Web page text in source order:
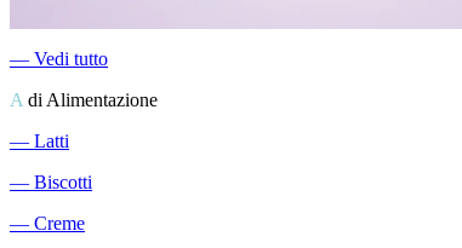
― Vedi tutto
A di Alimentazione
― Latti
― Biscotti
― Creme